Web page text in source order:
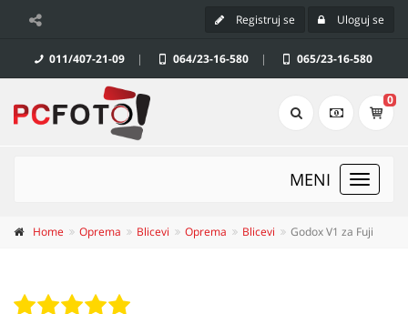
Registruj se Uloguj se
011/407-21-09 | 064/23-16-580 | 065/23-16-580
0
Toggle
MENI
Home Oprema Blicevi Oprema Blicevi Godox V1 za Fuji